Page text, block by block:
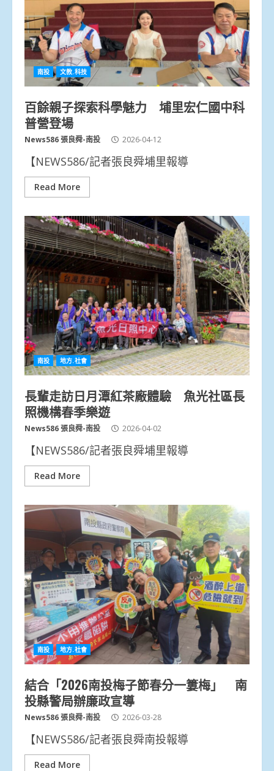
南投 文教.科技
百餘親子探索科學魅力 埔里宏仁國中科
普營登場
News586 張良舜-南投 2026-04-12
【NEWS586/記者張良舜埔里報導
Read More
南投 地方.社會
長輩走訪日月潭紅茶廠體驗 魚光社區長
照機構春季樂遊
News586 張良舜-南投 2026-04-02
【NEWS586/記者張良舜埔里報導
Read More
南投 地方.社會
結合「2026南投梅子節春分一簍梅」 南
投縣警局辦廉政宣導
News586 張良舜-南投 2026-03-28
【NEWS586/記者張良舜南投報導
Read More